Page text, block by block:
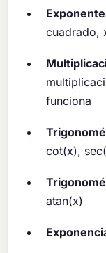
cuadrado,
funciona
cot(x),
atan(x)